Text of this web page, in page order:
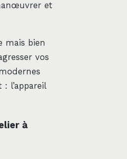
et
mais bien
vos
l’appareil
à